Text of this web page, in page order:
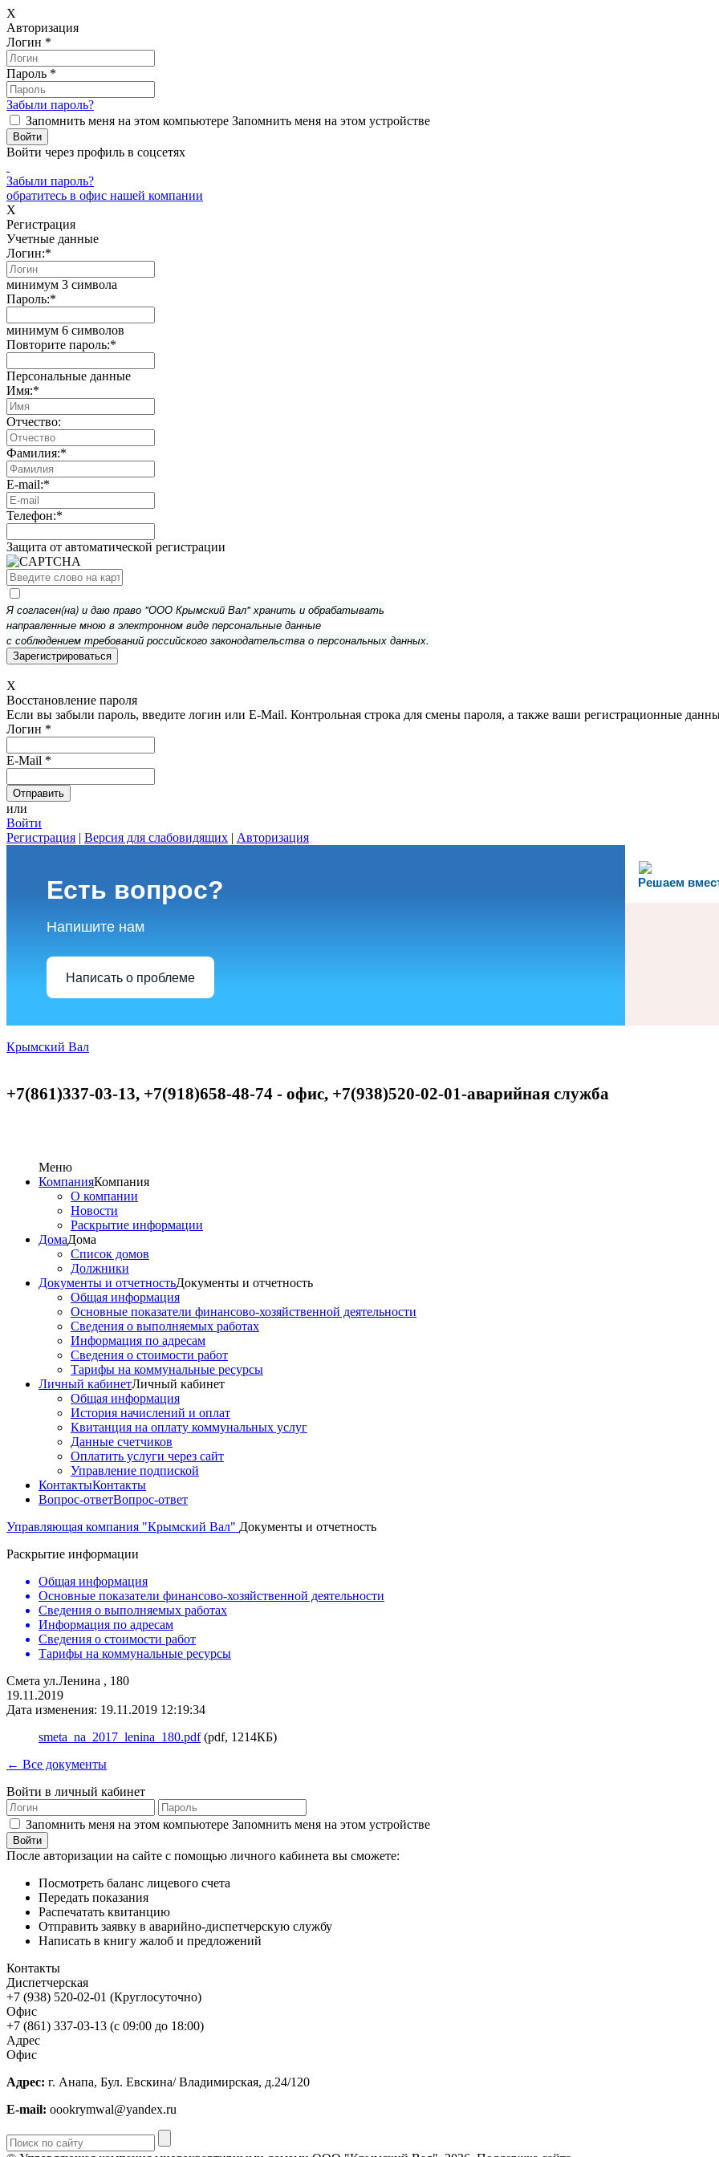
X
Авторизация
Логин *
Пароль *
Забыли пароль?
Запомнить меня на этом компьютере Запомнить меня на этом устройстве
Войти через профиль в соцсетях
Забыли пароль?
обратитесь в офис нашей компании
X
Регистрация
Учетные данные
Логин:*
минимум 3 символа
Пароль:*
минимум 6 символов
Повторите пароль:*
Персональные данные
Имя:*
Отчество:
Фамилия:*
E-mail:*
Телефон:*
Защита от автоматической регистрации
Я согласен(на) и даю право "ООО Крымский Вал" хранить и обрабатывать
направленные мною в электронном виде персональные данные
с соблюдением требований российского законодательства о персональных данных.
X
Восстановление пароля
Если вы забыли пароль, введите логин или E-Mail. Контрольная строка для смены пароля, а также ваши регистрационные
Логин *
E-Mail *
или
Войти
Регистрация | Версия для слабовидящих | Авторизация
Решаем
Есть вопрос?
Напишите нам
Написать о проблеме
Крымский Вал
+7(861)337-03-13, +7(918)658-48-74 - офис, +7(938)520-02-01-аварийная служба
Меню
КомпанияКомпания
О компании
Новости
Раскрытие информации
ДомаДома
Список домов
Должники
Документы и отчетностьДокументы и отчетность
Общая информация
Основные показатели финансово-хозяйственной деятельности
Сведения о выполняемых работах
Информация по адресам
Сведения о стоимости работ
Тарифы на коммунальные ресурсы
Личный кабинетЛичный кабинет
Общая информация
История начислений и оплат
Квитанция на оплату коммунальных услуг
Данные счетчиков
Оплатить услуги через сайт
Управление подпиской
КонтактыКонтакты
Вопрос-ответВопрос-ответ
Управляющая компания "Крымский Вал" Документы и отчетность
Раскрытие информации
Общая информация
Основные показатели финансово-хозяйственной деятельности
Сведения о выполняемых работах
Информация по адресам
Сведения о стоимости работ
Тарифы на коммунальные ресурсы
Смета ул.Ленина , 180
19.11.2019
Дата изменения: 19.11.2019 12:19:34
smeta_na_2017_lenina_180.pdf(pdf, 1214КБ)
← Все документы
Войти в личный кабинет
Запомнить меня на этом компьютере Запомнить меня на этом устройстве
После авторизации на сайте с помощью личного кабинета вы сможете:
Посмотреть баланс лицевого счета
Передать показания
Распечатать квитанцию
Отправить заявку в аварийно-диспетчерскую службу
Написать в книгу жалоб и предложений
Контакты
Диспетчерская
+7 (938) 520-02-01 (Круглосуточно)
Офис
+7 (861) 337-03-13 (с 09:00 до 18:00)
Адрес
Офис
Адрес: г. Анапа, Бул. Евскина/ Владимирская, д.24/120
E-mail: oookrymwal@yandex.ru